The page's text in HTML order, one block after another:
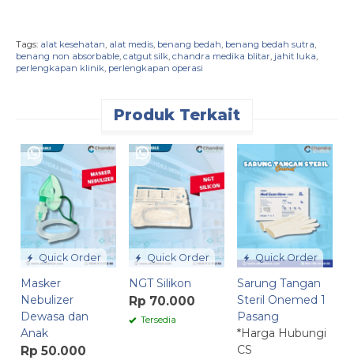
Tags: alat kesehatan, alat medis, benang bedah, benang bedah sutra,
benang non absorbable, catgut silk, chandra medika blitar, jahit luka,
perlengkapan klinik, perlengkapan operasi
Produk Terkait
Quick Order
Masker
Nebulizer
Dewasa dan
Anak
Rp 50.000
Quick Order
NGT Silikon
Rp 70.000
Tersedia
Quick Order
Sarung Tangan
Steril Onemed 1
Pasang
*Harga Hubungi
CS